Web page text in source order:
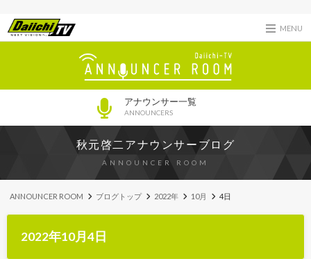
MENU
アナウンサー一覧
ANNOUNCERS
秋元啓二アナウンサーブログ
ANNOUNCER ROOM
ANNOUNCER ROOM ブログトップ 2022年 10月 4日
2022年10月4日